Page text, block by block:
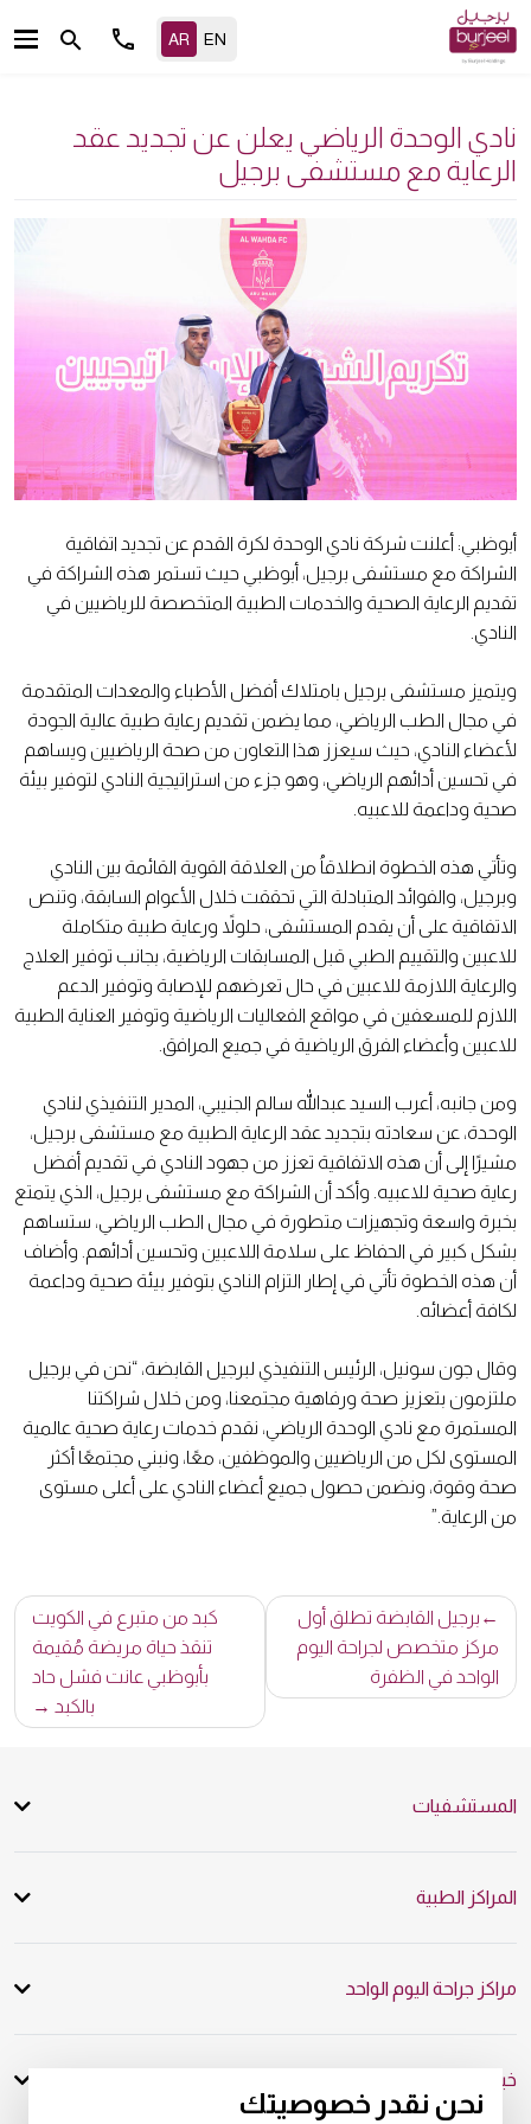
call
search
نادي الوحدة الرياضي يعلن عن تجديد عقد
الرعاية مع مستشفى برجيل
أبوظبي: أعلنت شركة نادي الوحدة لكرة القدم عن تجديد اتفاقية
الشراكة مع مستشفى برجيل، أبوظبي حيث تستمر هذه الشراكة في
تقديم الرعاية الصحية والخدمات الطبية المتخصصة للرياضيين في
النادي.
ويتميز مستشفى برجيل بامتلاك أفضل الأطباء والمعدات المتقدمة
في مجال الطب الرياضي، مما يضمن تقديم رعاية طبية عالية الجودة
لأعضاء النادي، حيث سيعزز هذا التعاون من صحة الرياضيين ويساهم
في تحسين أدائهم الرياضي، وهو جزء من استراتيجية النادي لتوفير بيئة
صحية وداعمة للاعبيه.
وتأتي هذه الخطوة انطلاقاُ من العلاقة القوية القائمة بين النادي
وبرجيل، والفوائد المتبادلة التي تحققت خلال الأعوام السابقة، وتنص
الاتفاقية على أن يقدم المستشفى، حلولاً ورعاية طبية متكاملة
للاعبين والتقييم الطبي قبل المسابقات الرياضية، بجانب توفير العلاج
والرعاية اللازمة للاعبين في حال تعرضهم للإصابة وتوفير الدعم
اللازم للمسعفين في مواقع الفعاليات الرياضية وتوفير العناية الطبية
للاعبين وأعضاء الفرق الرياضية في جميع المرافق.
ومن جانبه، أعرب السيد عبدالله سالم الجنيبي، المدير التنفيذي لنادي
الوحدة، عن سعادته بتجديد عقد الرعاية الطبية مع مستشفى برجيل،
مشيرًا إلى أن هذه الاتفاقية تعزز من جهود النادي في تقديم أفضل
رعاية صحية للاعبيه. وأكد أن الشراكة مع مستشفى برجيل، الذي يتمتع
بخبرة واسعة وتجهيزات متطورة في مجال الطب الرياضي، ستساهم
بشكل كبير في الحفاظ على سلامة اللاعبين وتحسين أدائهم. وأضاف
أن هذه الخطوة تأتي في إطار التزام النادي بتوفير بيئة صحية وداعمة
لكافة أعضائه.
وقال جون سونيل، الرئيس التنفيذي لبرجيل القابضة، “نحن في برجيل
ملتزمون بتعزيز صحة ورفاهية مجتمعنا، ومن خلال شراكتنا
المستمرة مع نادي الوحدة الرياضي، نقدم خدمات رعاية صحية عالمية
المستوى لكل من الرياضيين والموظفين، معًا، ونبني مجتمعًا أكثر
صحة وقوة، ونضمن حصول جميع أعضاء النادي على أعلى مستوى
من الرعاية.”
تصفّح
المقالات
برجيل القابضة تطلق أول
مركز متخصص لجراحة اليوم
الواحد في الظفرة
كبد من متبرع في الكويت
تنقذ حياة مريضة مُقيمة
بأبوظبي عانت فشل حاد
بالكبد
المستشفيات
المراكز الطبية
مراكز جراحة اليوم الواحد
خبرة عالمية، رعاية شخصية
نحن نقدر خصوصيتك